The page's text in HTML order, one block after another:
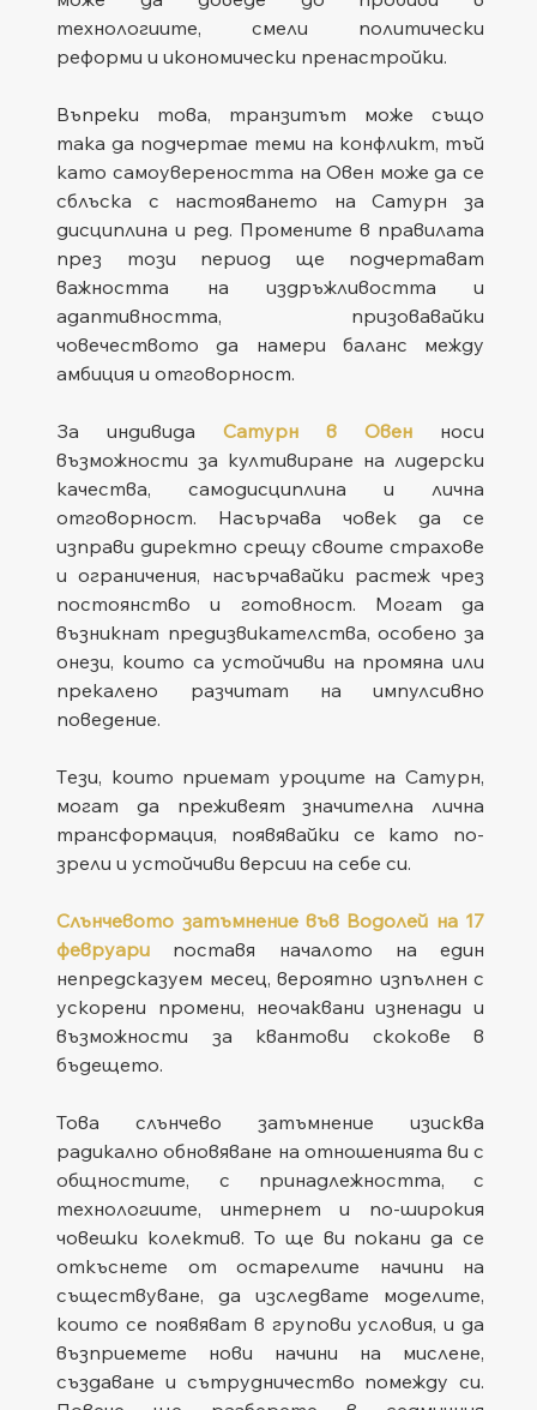
технологиите, смели политически
реформи и икономически пренастройки.
Въпреки това, транзитът може също
така да подчертае теми на конфликт, тъй
като самоувереността на Овен може да се
сблъска с настояването на Сатурн за
дисциплина и ред. Промените в правилата
през този период ще подчертават
важността на издръжливостта и
адаптивността, призовавайки
човечеството да намери баланс между
амбиция и отговорност.
За индивида Сатурн в Овен носи
възможности за култивиране на лидерски
качества, самодисциплина и лична
отговорност. Насърчава човек да се
изправи директно срещу своите страхове
и ограничения, насърчавайки растеж чрез
постоянство и готовност. Могат да
възникнат предизвикателства, особено за
онези, които са устойчиви на промяна или
прекалено разчитат на импулсивно
поведение.
Tези, които приемат уроците на Сатурн,
могат да преживеят значителна лична
трансформация, появявайки се като по-
зрели и устойчиви версии на себе си.
Слънчевото затъмнение във Водолей на 17
февруари поставя началото на един
непредсказуем месец, вероятно изпълнен с
ускорени промени, неочаквани изненади и
възможности за квантови скокове в
бъдещето.
Това слънчево затъмнение изисква
радикално обновяване на отношенията ви с
общностите, с принадлежността, с
технологиите, интернет и по-широкия
човешки колектив. То ще ви покани да се
откъснете от остарелите начини на
съществуване, да изследвате моделите,
които се появяват в групови условия, и да
възприемете нови начини на мислене,
създаване и сътрудничество помежду си.